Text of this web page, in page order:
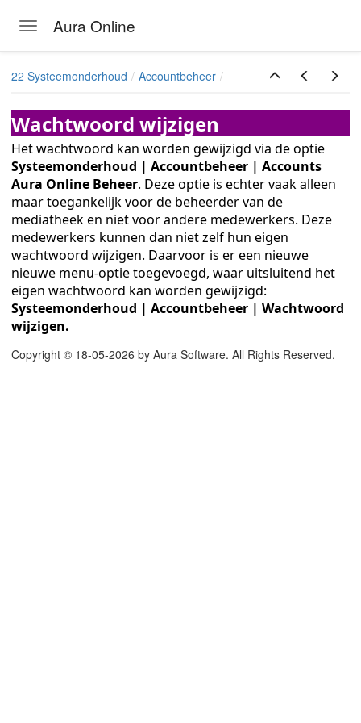
Toggle navigation
Aura Online
22 Systeemonderhoud Accountbeheer
Wachtwoord wijzigen
Het wachtwoord kan worden gewijzigd via de optie
Systeemonderhoud | Accountbeheer | Accounts
Aura Online Beheer. Deze optie is echter vaak alleen
maar toegankelijk voor de beheerder van de
mediatheek en niet voor andere medewerkers. Deze
medewerkers kunnen dan niet zelf hun eigen
wachtwoord wijzigen. Daarvoor is er een nieuwe
nieuwe menu-optie toegevoegd, waar uitsluitend het
eigen wachtwoord kan worden gewijzigd:
Systeemonderhoud | Accountbeheer | Wachtwoord
wijzigen.
Copyright © 18-05-2026 by Aura Software. All Rights Reserved.